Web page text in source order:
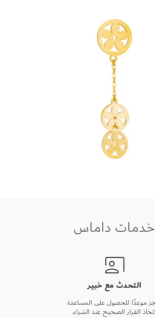
خدمات داماس
التحدث مع خبير
موعدًا للحصول على المساعدة
القرار الصحيح عند الشراء.